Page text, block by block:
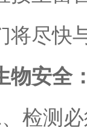
将尽快
物安全
检测